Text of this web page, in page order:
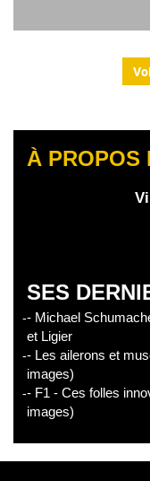
À PROPOS
SES
- Michael
et Ligier
- Les ailerons et
images)
- F1 - Ces folles
images)